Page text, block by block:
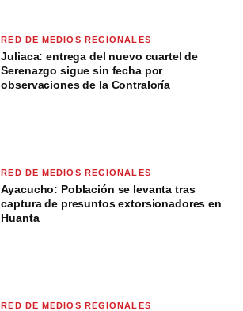
RED DE MEDIOS REGIONALES
Juliaca: entrega del nuevo cuartel de
Serenazgo sigue sin fecha por
observaciones de la Contraloría
RED DE MEDIOS REGIONALES
Ayacucho: Población se levanta tras
captura de presuntos extorsionadores en
Huanta
RED DE MEDIOS REGIONALES